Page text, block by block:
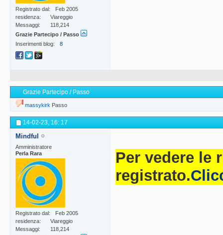
Registrato dal
Feb 2005
residenza
Viareggio
Messaggi
118,214
Grazie Partecipo / Passo
Inserimenti blog
8
Grazie Partecipo / Passo
massykirk Passo
14-02-23, 16: 17
Mindful
Amministratore
Perla Rara
Registrato dal
Feb 2005
residenza
Viareggio
Messaggi
118,214
Per vedere le
registrato.